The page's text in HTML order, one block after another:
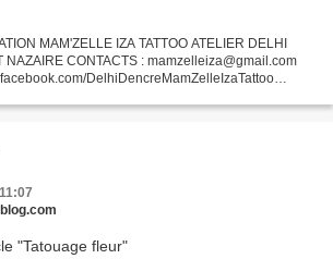
MAM'ZELLE IZA TATTOO ATELIER DELHI
NAZAIRE CONTACTS : mamzelleiza@gmail.com
DelhiDencreMamZelleIzaTattoo